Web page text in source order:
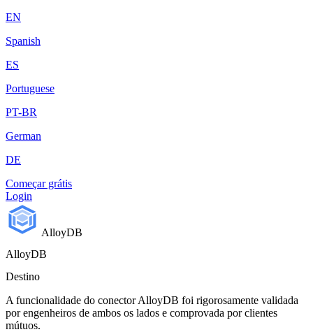
EN
Spanish
ES
Portuguese
PT-BR
German
DE
Começar grátis
Login
AlloyDB
AlloyDB
Destino
A funcionalidade do conector AlloyDB foi rigorosamente validada
por engenheiros de ambos os lados e comprovada por clientes
mútuos.